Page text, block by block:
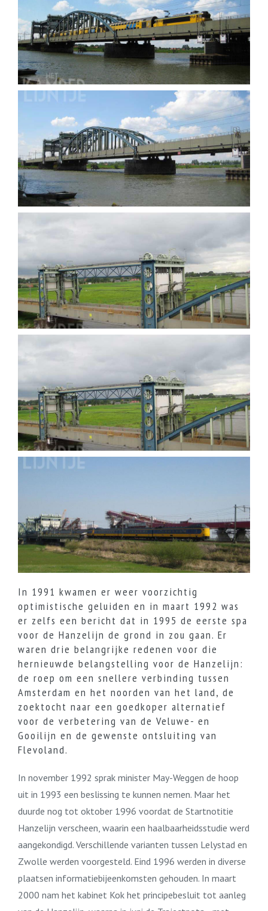
In 1991 kwamen er weer voorzichtig
optimistische geluiden en in maart 1992 was
er zelfs een bericht dat in 1995 de eerste spa
voor de Hanzelijn de grond in zou gaan. Er
waren drie belangrijke redenen voor die
hernieuwde belangstelling voor de Hanzelijn:
de roep om een snellere verbinding tussen
Amsterdam en het noorden van het land, de
zoektocht naar een goedkoper alternatief
voor de verbetering van de Veluwe- en
Gooilijn en de gewenste ontsluiting van
Flevoland.
In november 1992 sprak minister May-Weggen de hoop
uit in 1993 een beslissing te kunnen nemen. Maar het
duurde nog tot oktober 1996 voordat de Startnotitie
Hanzelijn verscheen, waarin een haalbaarheidsstudie werd
aangekondigd. Verschillende varianten tussen Lelystad en
Zwolle werden voorgesteld. Eind 1996 werden in diverse
plaatsen informatiebijeenkomsten gehouden. In maart
2000 nam het kabinet Kok het principebesluit tot aanleg